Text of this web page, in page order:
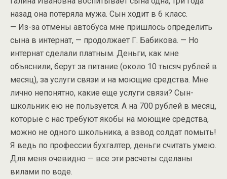
назад она потеряла мужа. Сын ходит в 6 класс.
— Из-за отмены автобуса мне пришлось определить
сына в интернат, — продолжает Г. Бабикова. — Но
интернат сделали платным. Деньги, как мне
объяснили, берут за питание (около 10 тысяч рублей в
месяц), за услуги связи и на моющие средства. Мне
лично непонятно, какие еще услуги связи? Сын-
школьник ею не пользуется. А на 700 рублей в месяц,
которые с нас требуют якобы на моющие средства,
можно не одного школьника, а взвод солдат помыть!
Я ведь по профессии бухгалтер, деньги считать умею.
Для меня очевидно — все эти расчеты сделаны
вилами по воде.